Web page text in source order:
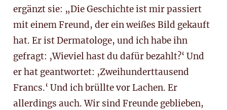
ergänzt sie: „Die Geschichte ist mir passiert
mit einem Freund, der ein weißes Bild gekauft
hat. Er ist Dermatologe, und ich habe ihn
gefragt: ‚Wieviel hast du dafür bezahlt?‘ Und
er hat geantwortet: ‚Zweihunderttausend
Francs.‘ Und ich brüllte vor Lachen. Er
allerdings auch. Wir sind Freunde geblieben,